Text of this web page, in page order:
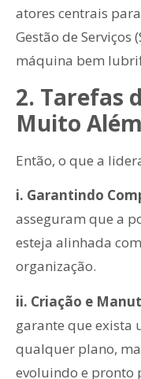
atores centrais
Gestão de Serviços
máquina bem
2. Tarefas
Muito
Então, o que a
i. Garantindo
asseguram que a
esteja alinhada
organização.
ii. Criação e
garante que exista
qualquer plano,
evoluindo e pronto